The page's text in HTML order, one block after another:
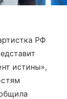
РФ
истины»,